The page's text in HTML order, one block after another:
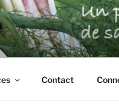
Contact